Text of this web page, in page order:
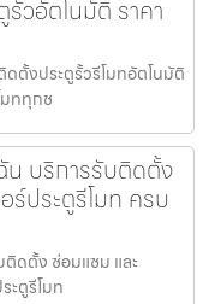
วอัตโนมัติ ราคา
ตั้งประตูรั้วรีโมทอัตโนมัติ
มททุกช
น บริการรับติดตั้ง
ร์ประตูรีโมท ครบ
ติดตั้ง ซ่อมแซม และ
ะตูรีโมท